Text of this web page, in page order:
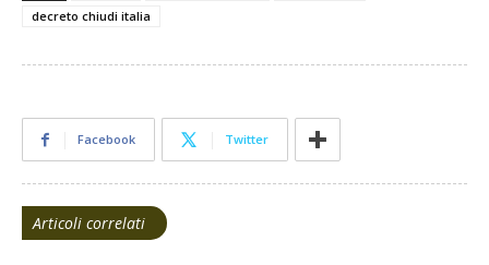
decreto chiudi italia
Facebook Twitter
Articoli correlati